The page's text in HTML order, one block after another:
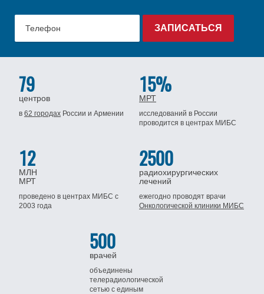
79
центров
в62 городах Россиии Армении
15%
МРТ
исследований в России
проводится в центрах МИБС
12
МЛН
МРТ
проведено в центрах МИБСс
2003 года
2500
радиохирургических
лечений
ежегодно проводят врачи
Онкологической клиники МИБС
500
врачей
объединены
телерадиологической
сетью с единым